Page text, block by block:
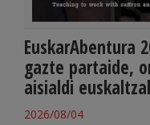
EuskarAbentura
gazte partaide,
aisialdi
2026/08/04